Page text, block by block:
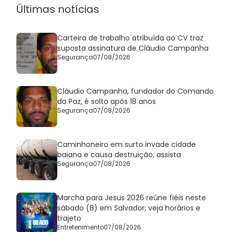
Últimas notícias
Carteira de trabalho atribuída ao CV traz
suposta assinatura de Cláudio Campanha
Segurança07/08/2026
Cláudio Campanha, fundador do Comando
da Paz, é solto após 18 anos
Segurança07/08/2026
Caminhoneiro em surto invade cidade
baiana e causa destruição; assista
Segurança07/08/2026
Marcha para Jesus 2026 reúne fiéis neste
sábado (8) em Salvador; veja horários e
trajeto
Entretenimento07/08/2026